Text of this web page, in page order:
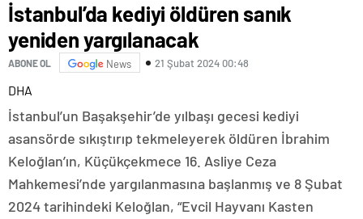
İstanbul’da kediyi öldüren sanık
yeniden yargılanacak
ABONE OL News 21 Şubat 2024 00:48
DHA
İstanbul’un Başakşehir’de yılbaşı gecesi kediyi
asansörde sıkıştırıp tekmeleyerek öldüren İbrahim
Keloğlan’ın, Küçükçekmece 16. Asliye Ceza
Mahkemesi’nde yargılanmasına başlanmış ve 8 Şubat
2024 tarihindeki Keloğlan, “Evcil Hayvanı Kasten